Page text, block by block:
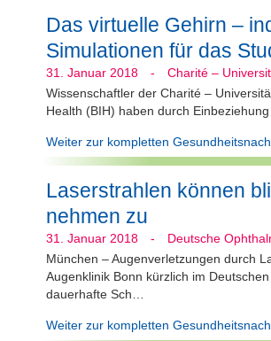
Das virtuelle Gehirn –
Simulationen für das
31. Januar 2018 -
Charité –
Wissenschaftler der Charité –
Health (BIH) haben durch
Weiter zur kompletten
Laserstrahlen können
nehmen zu
31. Januar 2018 -
Deutsche
München – Augenverletzungen durch
Augenklinik Bonn kürzlich im
dauerhafte Sch…
Weiter zur kompletten